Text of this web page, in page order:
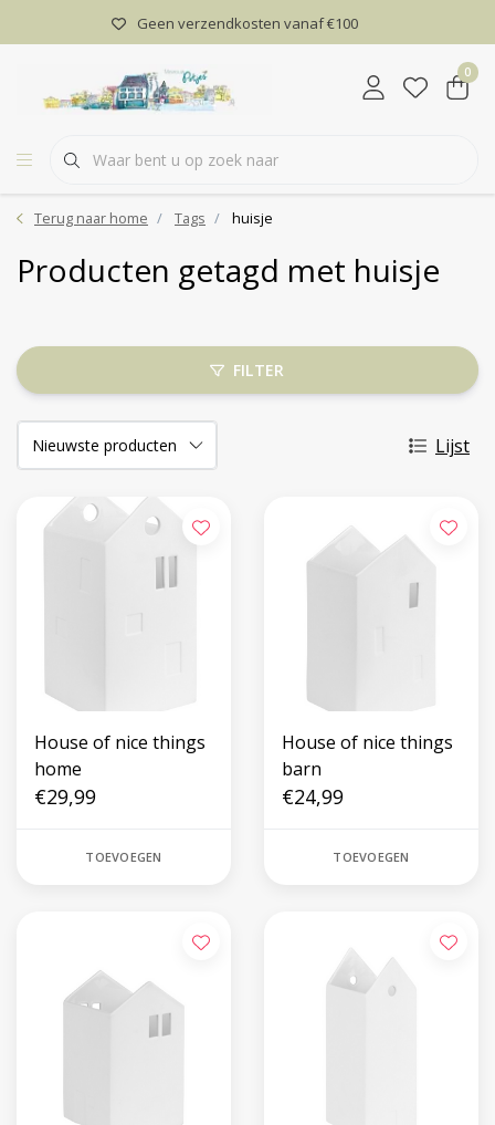
Geen verzendkosten vanaf €100
0
Terug naar home Tags huisje
Producten getagd met huisje
FILTER
Lijst
House of nice things
home
€29,99
TOEVOEGEN
House of nice things
barn
€24,99
TOEVOEGEN